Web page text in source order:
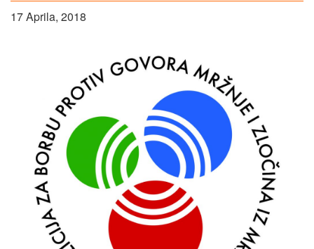
17 Aprila, 2018